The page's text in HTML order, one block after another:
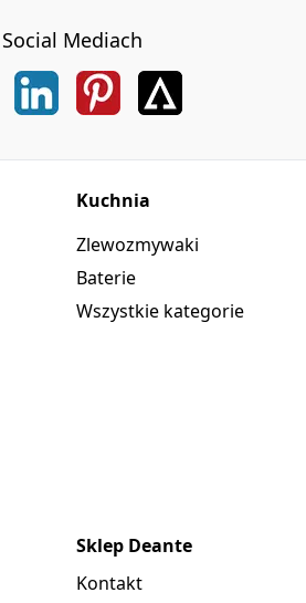
Mediach
Kuchnia
Zlewozmywaki
Baterie
Wszystkie kategorie
Sklep Deante
Kontakt